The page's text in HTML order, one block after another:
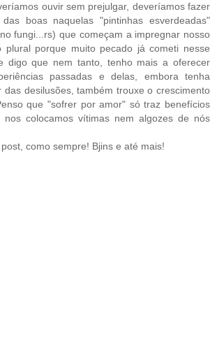
ouvir sem prejulgar, deveríamos fazer
boas naquelas "pintinhas esverdeadas"
fungi...rs) que começam a impregnar nosso
plural porque muito pecado já cometi nesse
digo que nem tanto, tenho mais a oferecer
passadas e delas, embora tenha
das desilusões, também trouxe o crescimento
que "sofrer por amor" só traz benefícios
nos colocamos vítimas nem algozes de nós
como sempre! Bjins e até mais!